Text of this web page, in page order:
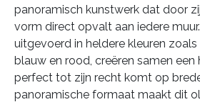
panoramisch kunstwerk dat door
vorm direct opvalt aan iedere
uitgevoerd in heldere kleuren zoals
blauw en rood, creëren samen een
perfect tot zijn recht komt op
panoramische formaat maakt dit